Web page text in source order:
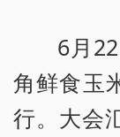
6月
角鲜食玉
行。大会